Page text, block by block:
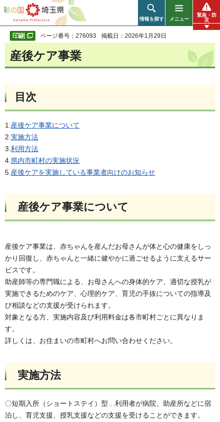
彩の国 埼玉県
情報を探す メニュー
緊急・防
災
ページ番号：276093 掲載日：2026年1月29日
産後ケア事業
目次
1. 産後ケア事業について
2. 実施方法
3. 利用方法
4. 県内市町村の実施状況
5. 産後ケアを実施している事業者向けのお知らせ
産後ケア事業について
産後ケア事業は、赤ちゃんを産んだお母さんが体と心の健康をしっ
かり回復し、赤ちゃんと一緒に健やかに過ごせるように支えるサー
ビスです。
助産師等の専門職による、お母さんへの身体的ケア、適切な授乳が
実施できるためのケア、心理的ケア、育児の手抜についての指導及
び相談などの支援が受けられます。
対象となる方、実施内容及び利用料金は各市町村ごとに異なりま
す。
詳しくは、お住まいの市町村へお問い合わせください。
実施方法
〇短期入所（ショートステイ）型…利用者が病院、助産所などに宿
泊し、育児支援、授乳支援などの支援を受けることができます。